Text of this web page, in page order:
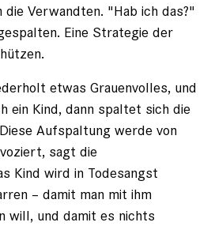
Verwandten. "Hab ich das?"
Eine Strategie der
etwas Grauenvolles, und
ein Kind, dann spaltet sich die
Aufspaltung werde von
sagt die
Kind wird in Todesangst
– damit man mit ihm
will, und damit es nichts